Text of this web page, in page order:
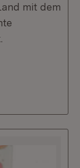
mit dem